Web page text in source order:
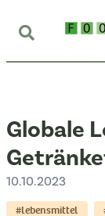
Globale
10.10.2023
#lebensmittel